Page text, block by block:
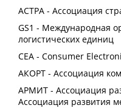
АСТРА - Ассоциация
GS1 - Международная
логистических единиц
CEA - Consumer
АКОРТ - Ассоциация
АРМИТ - Ассоциация
Ассоциация развития